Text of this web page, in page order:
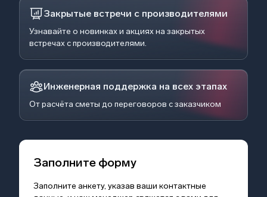
Закрытые встречи с производителями
Узнавайте о новинках и акциях на закрытых
встречах с производителями.
Инженерная поддержка на всех этапах
От расчёта сметы до переговоров с заказчиком
Заполните форму
Заполните анкету, указав ваши контактные